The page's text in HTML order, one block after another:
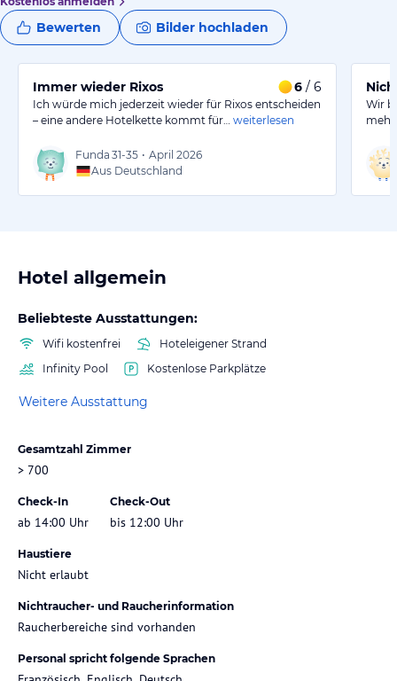
Bewerten Bilder hochladen
Immer wieder Rixos 6 / 6
Ich würde mich jederzeit wieder für Rixos entscheiden
– eine andere Hotelkette kommt für…
weiterlesen
Funda 31-35 • April 2026
Aus Deutschland
Wir
Hotel allgemein
Beliebteste Ausstattungen:
Wifi kostenfrei
Hoteleigener Strand
Infinity Pool
Kostenlose Parkplätze
Weitere Ausstattung
Gesamtzahl Zimmer
> 700
Check-In
ab 14:00 Uhr
Check-Out
bis 12:00 Uhr
Haustiere
Nicht erlaubt
Nichtraucher- und Raucherinformation
Raucherbereiche sind vorhanden
Personal spricht folgende Sprachen